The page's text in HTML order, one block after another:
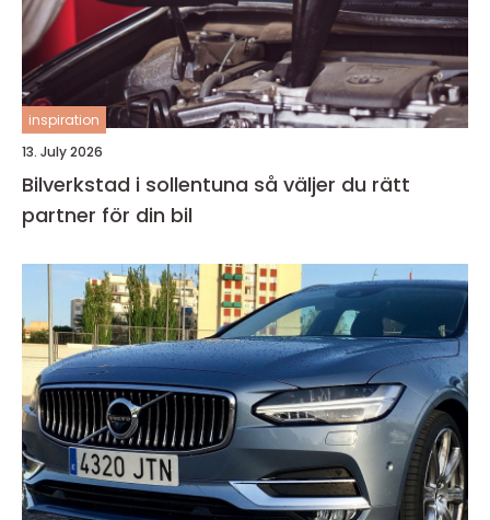
inspiration
13. July 2026
Bilverkstad i sollentuna så väljer du rätt
partner för din bil